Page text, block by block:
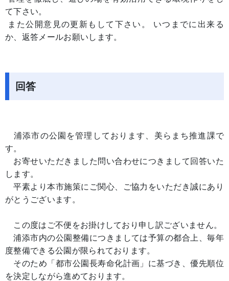
て下さい。
また公開意見の更新もして下さい。 いつまでに出来る
か、返答メールお願いします。
回答
浦添市の公園を管理しております、美らまち推進課で
す。
お寄せいただきました問い合わせにつきまして回答いた
します。
平素より本市施策にご関心、ご協力をいただき誠にあり
がとうございます。
この度はご不便をお掛けしており申し訳ございません。
浦添市内の公園整備につきましては予算の都合上、毎年
度整備できる公園が限られております。
そのため「都市公園長寿命化計画」に基づき、優先順位
を決定しながら進めております。